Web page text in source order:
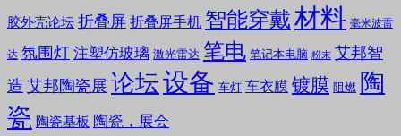
胶外壳论坛 折叠屏 折叠屏手机 智能穿戴材料 毫米波雷
达 氛围灯 注塑仿玻璃 激光雷达 笔电 笔记本电脑 粉末 艾邦智
造 艾邦陶瓷展 论坛设备 车灯 车衣膜 镀膜 阻燃 陶
瓷 陶瓷基板 陶瓷，展会